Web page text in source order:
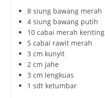
8 siung bawang merah
4 siung bawang putih
10 cabai merah keriting
5 cabai rawit merah
3 cm kunyit
2 cm jahe
3 cm lengkuas
1 sdt ketumbar